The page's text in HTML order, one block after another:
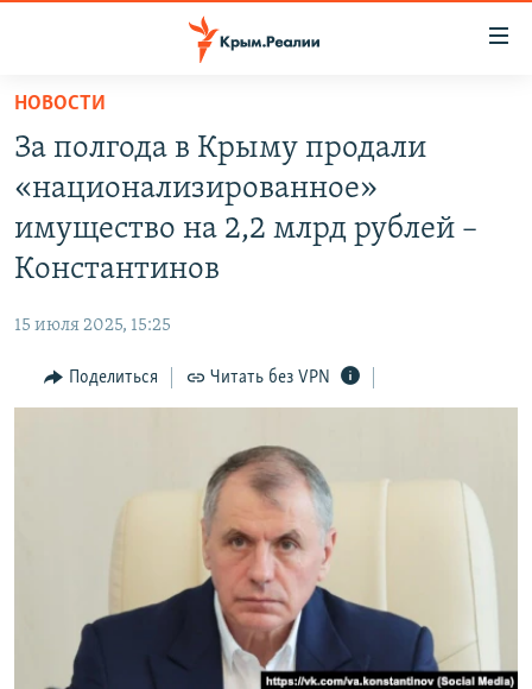
Вернуться
основному
содержанию
главной
Вернутся
поиску
СПЕЦПРОЕКТЫ
ИСТОРИЯ
ИНФОГРАФИКА
СОВЕТЫ ПРАВОЗАЩИТНИКОВ
ПРОПАВШИЕ БЕЗ ВЕСТИ
ПОБЕДИТЕЛЕЙ НЕ СУДЯТ?
КРЫМ.НЕПОКОРЕННЫЙ
ELIFBE
УКРАИНСКАЯ ПРОБЛЕМА КРЫМА
РАДІО СВОБОДА
КАК ОБОЙТИ БЛОКИРОВКУ
НОВОСТИ
За полгода в Крыму продали
«национализированное»
имущество на 2,2 млрд рублей –
Константинов
15 июля 2025, 15:25
Поделиться Читать без VPN